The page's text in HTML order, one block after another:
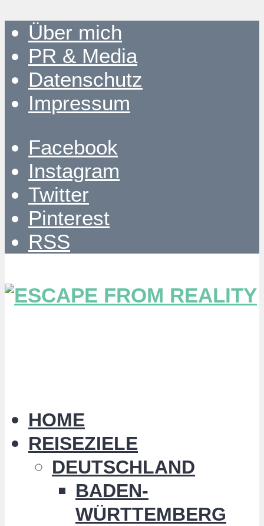
Über mich
PR & Media
Datenschutz
Impressum
Facebook
Instagram
Twitter
Pinterest
RSS
HOME
REISEZIELE
DEUTSCHLAND
BADEN-
WÜRTTEMBERG